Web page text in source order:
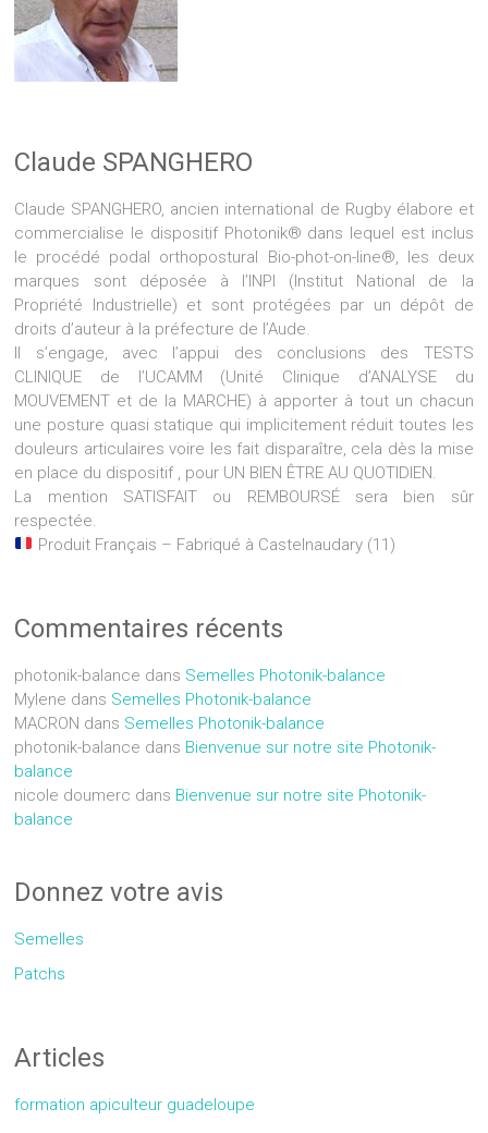
Claude SPANGHERO
Claude SPANGHERO, ancien international de Rugby élabore et
commercialise le dispositif Photonik® dans lequel est inclus
le procédé podal orthopostural Bio-phot-on-line®, les deux
marques sont déposée à l’INPI (Institut National de la
Propriété Industrielle) et sont protégées par un dépôt de
droits d’auteur à la préfecture de l’Aude.
Il s’engage, avec l’appui des conclusions des TESTS
CLINIQUE de l’UCAMM (Unité Clinique d’ANALYSE du
MOUVEMENT et de la MARCHE) à apporter à tout un chacun
une posture quasi statique qui implicitement réduit toutes les
douleurs articulaires voire les fait disparaître, cela dès la mise
en place du dispositif , pour UN BIEN ÊTRE AU QUOTIDIEN.
La mention SATISFAIT ou REMBOURSÉ sera bien sûr
respectée.
Produit Français – Fabriqué à Castelnaudary (11)
Commentaires récents
photonik-balance dans Semelles Photonik-balance
Mylene dans Semelles Photonik-balance
MACRON dans Semelles Photonik-balance
photonik-balance dans Bienvenue sur notre site Photonik-
balance
nicole doumerc dans Bienvenue sur notre site Photonik-
balance
Donnez votre avis
Semelles
Patchs
Articles
formation apiculteur guadeloupe